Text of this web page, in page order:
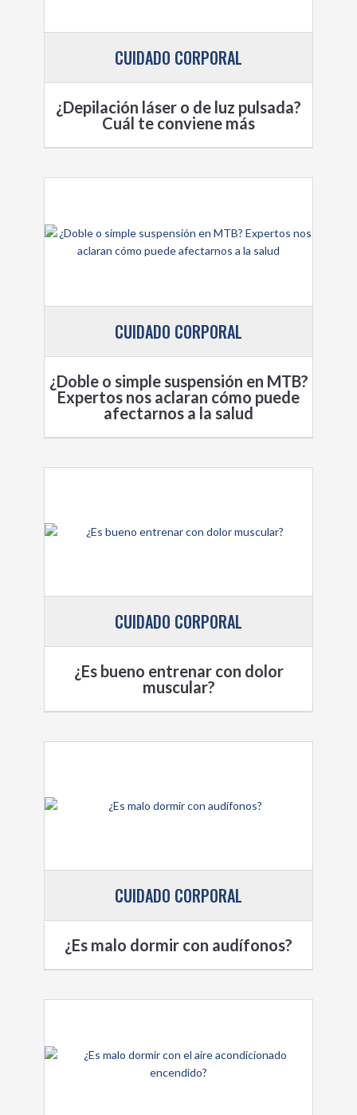
CUIDADO CORPORAL
¿Depilación láser o de luz pulsada?
Cuál te conviene más
CUIDADO CORPORAL
¿Doble o simple suspensión en MTB?
Expertos nos aclaran cómo puede
afectarnos a la salud
CUIDADO CORPORAL
¿Es bueno entrenar con dolor
muscular?
CUIDADO CORPORAL
¿Es malo dormir con audífonos?